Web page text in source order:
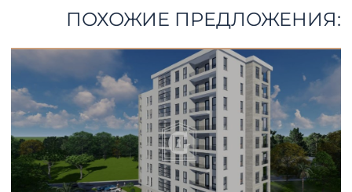
ПОХОЖИЕ ПРЕДЛОЖЕНИЯ: